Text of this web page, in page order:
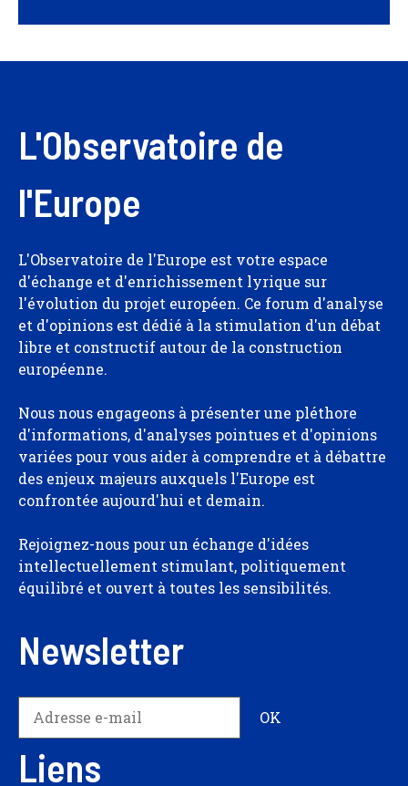
L'Observatoire de
l'Europe
L'Observatoire de l'Europe est votre espace
d'échange et d'enrichissement lyrique sur
l'évolution du projet européen. Ce forum d'analyse
et d'opinions est dédié à la stimulation d'un débat
libre et constructif autour de la construction
européenne.
Nous nous engageons à présenter une pléthore
d'informations, d'analyses pointues et d'opinions
variées pour vous aider à comprendre et à débattre
des enjeux majeurs auxquels l'Europe est
confrontée aujourd'hui et demain.
Rejoignez-nous pour un échange d'idées
intellectuellement stimulant, politiquement
équilibré et ouvert à toutes les sensibilités.
Newsletter
Liens